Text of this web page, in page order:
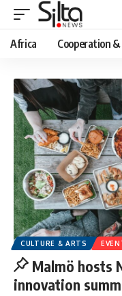
Africa Cooperation
CULTURE & ARTS
Malmö hosts
innovation